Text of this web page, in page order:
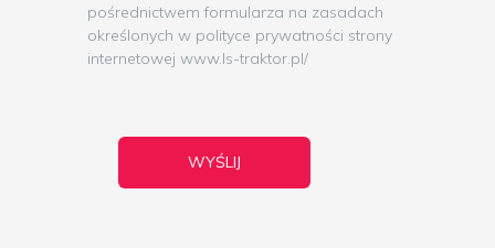
pośrednictwem formularza na zasadach
określonych w polityce prywatności strony
internetowej www.ls-traktor.pl/